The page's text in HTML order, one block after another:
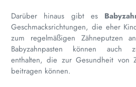
Darüber hinaus gibt es
Geschmacksrichtungen, die eher
zum regelmäßigen Zähneputzen
Babyzahnpasten können auch
enthalten, die zur Gesundheit von
beitragen können.